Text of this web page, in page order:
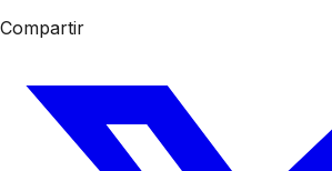
Compartir